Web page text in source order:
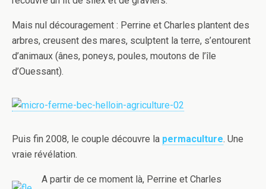
Mais nul découragement : Perrine et Charles plantent des
arbres, creusent des mares, sculptent la terre, s’entourent
d’animaux (ânes, poneys, poules, moutons de l’île
d’Ouessant).
Puis fin 2008, le couple découvre la permaculture. Une
vraie révélation.
A partir de ce moment là, Perrine et Charles